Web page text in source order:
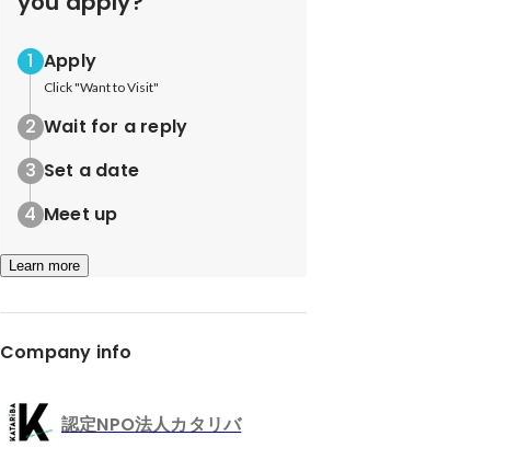
Apply
Click "Want to Visit"
Wait for a reply
Set a date
Meet up
Learn more
Company info
認定NPO法人カタリバ